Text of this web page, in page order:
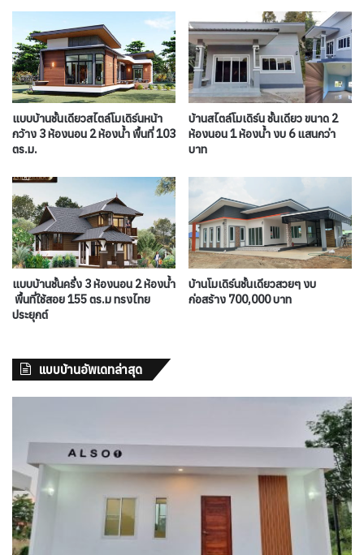
แบบบ้านชั้นเดียวสไตล์โมเดิร์นหน้า
กว้าง 3 ห้องนอน 2 ห้องน้ำ พื้นที่ 103
ตร.ม.
บ้านสไตล์โมเดิร์น ชั้นเดียว ขนาด 2
ห้องนอน 1 ห้องน้ำ งบ 6 แสนกว่า
บาท
แบบบ้านชั้นครึ่ง 3 ห้องนอน 2 ห้องน้ำ
พื้นที่ใช้สอย 155 ตร.ม ทรงไทย
ประยุกต์
บ้านโมเดิร์นชั้นเดียวสวยๆ งบ
ก่อสร้าง 700,000 บาท
แบบบ้านอัพเดทล่าสุด